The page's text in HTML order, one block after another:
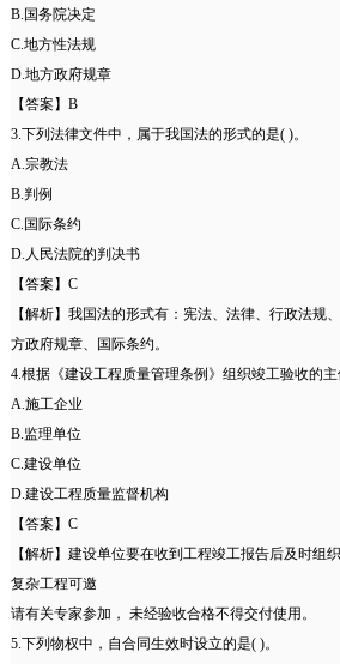
B.国务院决定
C.地方性法规
D.地方政府规章
【答案】B
3.下列法律文件中，属于我国法的形式的是( )。
A.宗教法
B.判例
C.国际条约
D.人民法院的判决书
【答案】C
【解析】我国法的形式有：宪法、法律、行政法规
方政府规章、国际条约。
4.根据《建设工程质量管理条例》组织竣工验收的主
A.施工企业
B.监理单位
C.建设单位
D.建设工程质量监督机构
【答案】C
【解析】建设单位要在收到工程竣工报告后及时组
复杂工程可邀
请有关专家参加， 未经验收合格不得交付使用。
5.下列物权中，自合同生效时设立的是( )。